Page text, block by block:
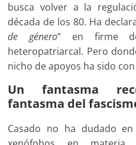
busca volver a la
década de los 80. Ha
de género” en firme
heteropatriarcal. Pero
nicho de apoyos ha sido
Un fantasma
fantasma del
Casado no ha dudado